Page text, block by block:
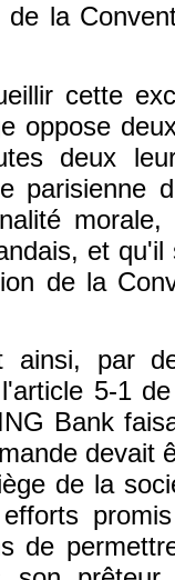
la
cette
oppose
deux
parisienne
et
de la
ainsi, par
5-1
Bank
devait
de la
de